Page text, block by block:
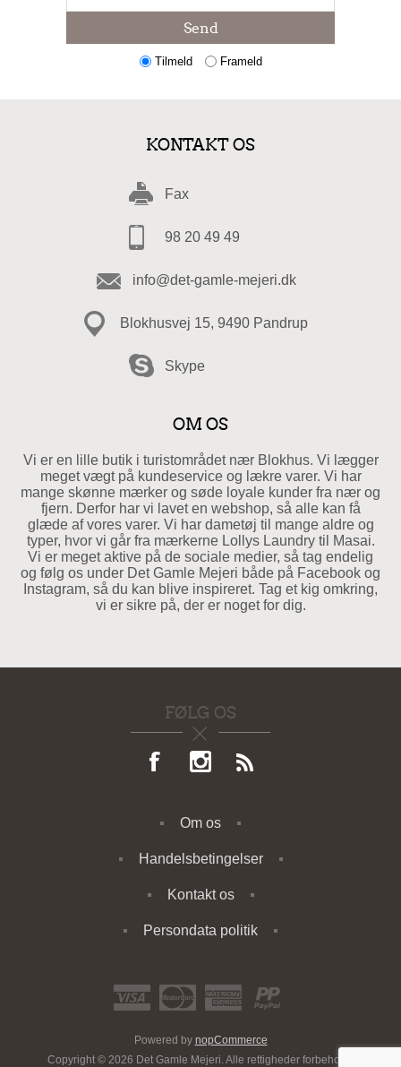
Send
Tilmeld Frameld
KONTAKT OS
Fax
98 20 49 49
info@det-gamle-mejeri.dk
Blokhusvej 15, 9490 Pandrup
Skype
OM OS
Vi er en lille butik i turistområdet nær Blokhus. Vi lægger
meget vægt på kundeservice og lækre varer. Vi har
mange skønne mærker og søde loyale kunder fra nær og
fjern. Derfor har vi lavet en webshop, så alle kan få
glæde af vores varer. Vi har dametøj til mange aldre og
typer, hvor vi går fra mærkerne Lollys Laundry til Masai.
Vi er meget aktive på de sociale medier, så tag endelig
og følg os under Det Gamle Mejeri både på Facebook og
Instagram, så du kan blive inspireret. Tag et kig omkring,
vi er sikre på, der er noget for dig.
FØLG OS
Om os
Handelsbetingelser
Kontakt os
Persondata politik
Powered by nopCommerce
Copyright © 2026 Det Gamle Mejeri. Alle rettigheder forbeholdt.